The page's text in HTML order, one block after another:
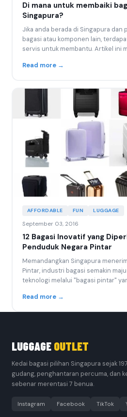
Di mana untuk membaiki
Singapura?
Jika anda berada di Singapura dan
bagasi atau komponen lain,
servis untuk membantu. Artikel ini
Read more →
AFFORDABLE FUN LUGGAGE
September 03, 2016
12 Bagasi Inovatif yang
Penduduk Negara Pintar
Memandangkan Singapura
Pintar, industri bagasi semakin
teknologi melalui "bagasi pintar"
Read more →
LUGGAGE OUTLET
Kedai bagasi pilihan Singapura sejak
gudang, penghantaran percuma, dan
sebenar merentasi 7 benua.
Instagram Facebook TikTok